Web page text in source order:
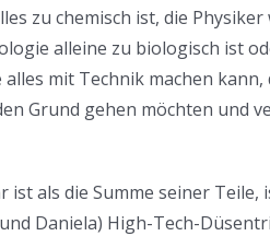
zu chemisch ist, die Physiker
alleine zu biologisch ist
mit Technik machen
Grund gehen möchten und
als die Summe seiner Teile,
Daniela) High-Tech-